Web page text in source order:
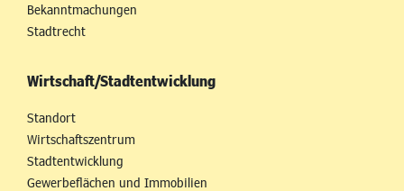
Bekanntmachungen
Stadtrecht
Wirtschaft/Stadtentwicklung
Standort
Wirtschaftszentrum
Stadtentwicklung
Gewerbeflächen und Immobilien